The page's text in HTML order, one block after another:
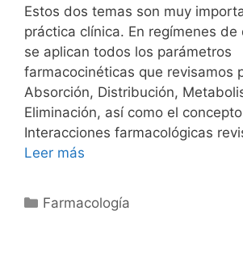
Estos dos temas son muy
práctica clínica. En regímenes de
se aplican todos los parámetros
farmacocinéticas que revisamos
Absorción, Distribución,
Eliminación, así como el
Interacciones farmacológicas
Leer más
Categorías
Farmacología